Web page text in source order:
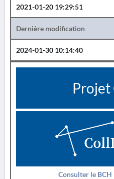
2021-01-20 19:29:51
Dernière modification
2024-01-30 10:14:40
Projet
Consulter le BCH